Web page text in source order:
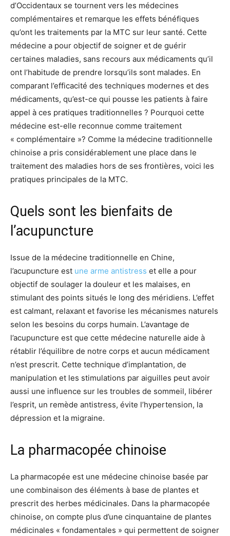
d’Occidentaux se tournent vers les médecines
complémentaires et remarque les effets bénéfiques
qu’ont les traitements par la MTC sur leur santé. Cette
médecine a pour objectif de soigner et de guérir
certaines maladies, sans recours aux médicaments qu’il
ont l’habitude de prendre lorsqu’ils sont malades. En
comparant l’efficacité des techniques modernes et des
médicaments, qu’est-ce qui pousse les patients à faire
appel à ces pratiques traditionnelles ? Pourquoi cette
médecine est-elle reconnue comme traitement
« complémentaire »? Comme la médecine traditionnelle
chinoise a pris considérablement une place dans le
traitement des maladies hors de ses frontières, voici les
pratiques principales de la MTC.
Quels sont les bienfaits de
l’acupuncture
Issue de la médecine traditionnelle en Chine,
l’acupuncture est une arme antistress et elle a pour
objectif de soulager la douleur et les malaises, en
stimulant des points situés le long des méridiens. L’effet
est calmant, relaxant et favorise les mécanismes naturels
selon les besoins du corps humain. L’avantage de
l’acupuncture est que cette médecine naturelle aide à
rétablir l’équilibre de notre corps et aucun médicament
n’est prescrit. Cette technique d’implantation, de
manipulation et les stimulations par aiguilles peut avoir
aussi une influence sur les troubles de sommeil, libérer
l’esprit, un remède antistress, évite l’hypertension, la
dépression et la migraine.
La pharmacopée chinoise
La pharmacopée est une médecine chinoise basée par
une combinaison des éléments à base de plantes et
prescrit des herbes médicinales. Dans la pharmacopée
chinoise, on compte plus d’une cinquantaine de plantes
médicinales « fondamentales » qui permettent de soigner